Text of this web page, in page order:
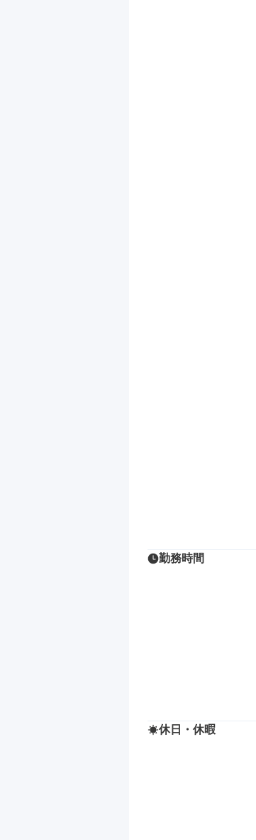
勤務時間
休日・休暇